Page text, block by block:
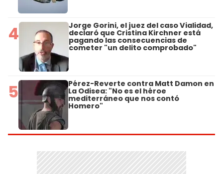
4 Jorge Gorini, el juez del caso Vialidad,
declaró que Cristina Kirchner está
pagando las consecuencias de
cometer "un delito comprobado"
5 Pérez-Reverte contra Matt Damon en
La Odisea: "No es el héroe
mediterráneo que nos contó
Homero"